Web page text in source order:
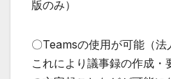
版のみ）
〇Teamsの使用が可能（法
これにより議事録の作成・